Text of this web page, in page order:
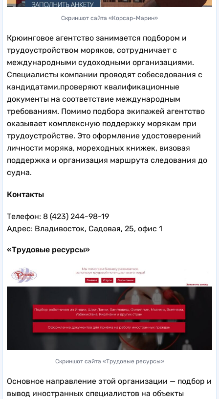
Скриншот сайта «Корсар-Марин»
Крюинговое агентство занимается подбором и
трудоустройством моряков, сотрудничает с
международными судоходными организациями.
Специалисты компании проводят собеседования с
кандидатами,проверяют квалификационные
документы на соответствие международным
требованиям. Помимо подбора экипажей агентство
оказывает комплексную поддержку морякам при
трудоустройстве. Это оформление удостоверений
личности моряка, мореходных книжек, визовая
поддержка и организация маршрута следования до
судна.
Контакты
Телефон: 8 (423) 244-98-19
Адрес: Владивосток, Садовая, 25, офис 1
«Трудовые ресурсы»
Скриншот сайта «Трудовые ресурсы»
Основное направление этой организации — подбор и
вывод иностранных специалистов на объекты